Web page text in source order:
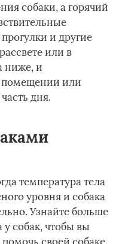
собаки, а горячий
и другие
или в
ниже, и
помещении или
дня.
температура тела
уровня и собака
Узнайте больше
у собак, чтобы вы